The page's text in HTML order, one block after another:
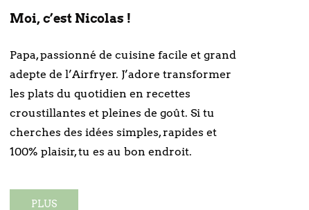
Moi, c’est Nicolas !
Papa, passionné de cuisine facile et grand
adepte de l’Airfryer. J’adore transformer
les plats du quotidien en recettes
croustillantes et pleines de goût. Si tu
cherches des idées simples, rapides et
100% plaisir, tu es au bon endroit.
PLUS